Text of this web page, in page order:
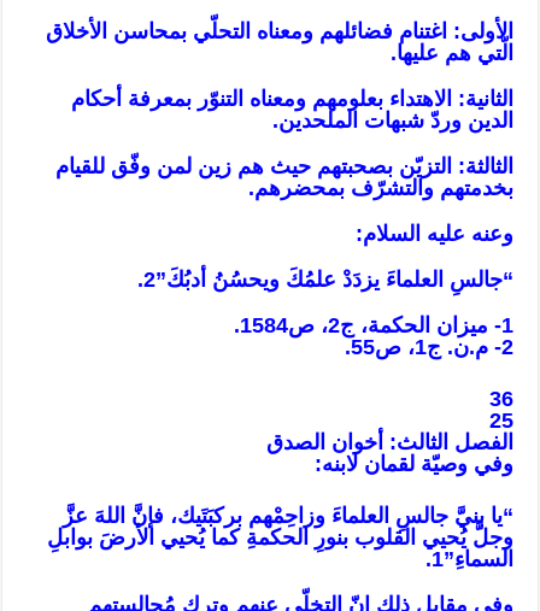
الأولى: اغتنام فضائلهم ومعناه التحلّي بمحاسن الأخلاق
الّتي هم عليها.
الثانية: الاهتداء بعلومهم ومعناه التنوّر بمعرفة أحكام
الدين وردّ شبهات الملحدين.
الثالثة: التزيّن بصحبتهم حيث هم زين لمن وفّق للقيام
بخدمتهم والتشرّف بمحضرهم.
وعنه عليه السلام:
“جالسِ العلماءَ يزدَدْ علمُكَ ويحسُنُ أدبُكَ”2.
1- ميزان الحكمة، ج2، ص1584.
2- م.ن. ج1، ص55.
36
25
الفصل الثالث: أخوان الصدق
وفي وصيّة لقمان لابنه:
“يا بنيَّ جالسِ العلماءَ وزاحِمْهم بركبَتَيك، فإنَّ اللهَ عزَّ
وجلَّ يُحيي القلوب بنورِ الحكمةِ كما يُحيي الأرضَ بوابلِ
السماءِ”1.
وفي مقابل ذلك إنّ التخلّي عنهم وترك مُجالستهم